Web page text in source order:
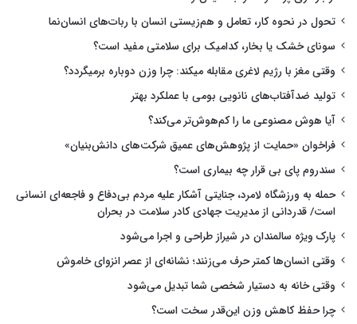
تحول در نحوه کار، تعامل و هم‌زیستی انسان با ربات‌های انسان‌نما
سونای خشک یا بخار، کدامیک برای سلامتی مفید است؟
وقتی مغز با رژیم لاغری مقابله میکند: چرا وزن دوباره برمیگردد؟
تولید ضدآفتاب‌های نانویی بومی با عملکرد بهتر
آیا هوش مصنوعی ما را کم‌هوش‌تر می‌کند؟
فراخوان «حمایت از پژوهش‌های عمیق شرکت‌های دانش‌بنیان»
سندروم پای بی قرار چه بیماری است؟
حمله به ورزشگاه لامرد، جنایتی آشکار علیه مردم بی‌دفاع و فاجعه‌ای انسانی
است/ قدردانی از مدیریت جهادی کادر سلامت در بحران
پارک ویژه سالمندان در شیراز طراحی و اجرا می‌شود
وقتی انسان‌ها کمتر حرف می‌زنند؛ نشانه‌ای از عصر انزوای خاموش
وقتی خانه به دستیار شخصی شما تبدیل می‌شود
چرا حفظ کاهش وزن این‌قدر سخت است؟